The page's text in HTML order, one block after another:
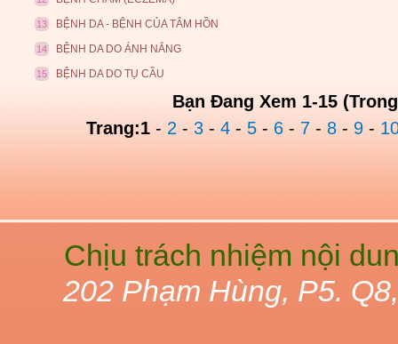
13 BỆNH DA - BỆNH CỦA TÂM HỒN
14 BỆNH DA DO ÁNH NẮNG
15 BỆNH DA DO TỤ CẦU
Bạn Đang Xem 1-15
Trang:1 - 2 - 3 - 4 - 5 - 6 - 7 - 8 - 9 -
Chịu trách nhiệm nội
202 Phạm Hùng, P5.